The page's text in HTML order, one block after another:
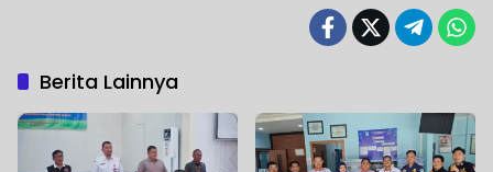
Berita Lainnya